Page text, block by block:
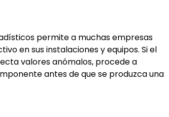
permite a muchas empresas
en sus instalaciones y equipos. Si el
valores anómalos, procede a
antes de que se produzca una